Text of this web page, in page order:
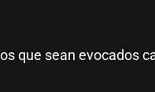
que sean evocados